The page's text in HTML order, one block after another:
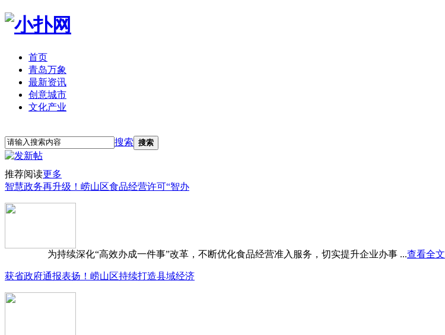
首页
青岛万象
最新资讯
创意城市
文化产业
搜索 搜索
推荐阅读更多
智慧政务再升级！崂山区食品经营许可“智办
为持续深化“高效办成一件事”改革，不断优化食品经营准入服务，切实提升企业办事 ...查看全文
获省政府通报表扬！崂山区持续打造县域经济